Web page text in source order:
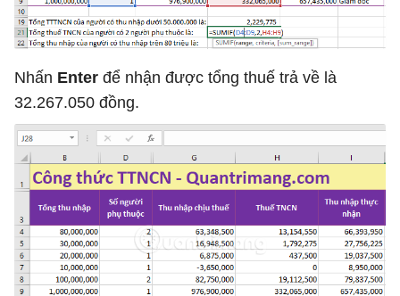
Nhấn Enter để nhận được tổng thuế trả về là
32.267.050 đồng.